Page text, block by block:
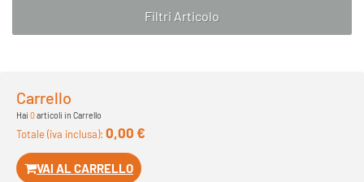
Filtri Articolo
Carrello
Hai 0articoli in Carrello
Totale (iva inclusa): 0,00 €
VAI AL CARRELLO